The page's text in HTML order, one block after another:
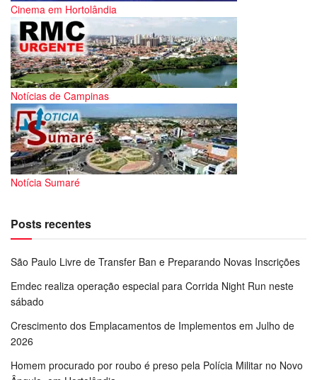
Cinema em Hortolândia
Notícias de Campinas
Notícia Sumaré
Posts recentes
São Paulo Livre de Transfer Ban e Preparando Novas Inscrições
Emdec realiza operação especial para Corrida Night Run neste
sábado
Crescimento dos Emplacamentos de Implementos em Julho de
2026
Homem procurado por roubo é preso pela Polícia Militar no Novo